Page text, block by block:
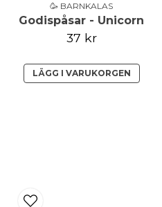
🥳 BARNKALAS
Godispåsar - Unicorn
37 kr
LÄGG I VARUKORGEN